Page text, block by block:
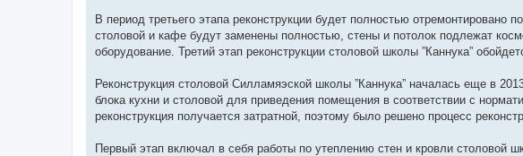
о
б
щ
е
н
е
В период третьего этапа реконструкции будет полностью
столовой и кафе будут заменены полностью, стены и потолок подлежат
оборудование. Третий этап реконструкции столовой школы ”Каннука”
Реконструкция столовой Силламяэской школы ”Каннука” началась еще в
блока кухни и столовой для приведения помещения в соответствии с
реконструкция получается затратной, поэтому было решено процесс
Первый этап включал в себя работы по утеплению стен и кровли столовой